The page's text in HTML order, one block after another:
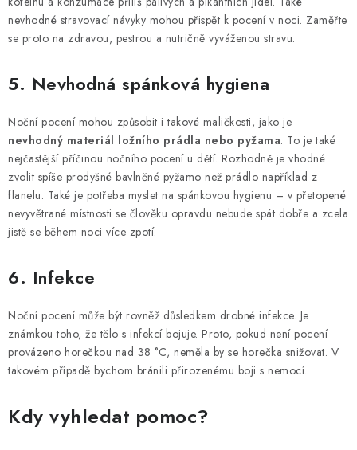
nevhodné stravovací návyky mohou přispět k pocení v noci. Zaměřte
se proto na zdravou, pestrou a nutričně vyváženou stravu.
5. Nevhodná spánková hygiena
Noční pocení mohou způsobit i takové maličkosti, jako je
nevhodný materiál ložního prádla nebo pyžama. To je také
nejčastější příčinou nočního pocení u dětí. Rozhodně je vhodné
zvolit spíše prodyšné bavlněné pyžamo než prádlo například z
flanelu. Také je potřeba myslet na spánkovou hygienu – v přetopené
nevyvětrané místnosti se člověku opravdu nebude spát dobře a zcela
jistě se během noci více zpotí.
6. Infekce
Noční pocení může být rovněž důsledkem drobné infekce. Je
známkou toho, že tělo s infekcí bojuje. Proto, pokud není pocení
provázeno horečkou nad 38 °C, neměla by se horečka snižovat. V
takovém případě bychom bránili přirozenému boji s nemocí.
Kdy vyhledat pomoc?